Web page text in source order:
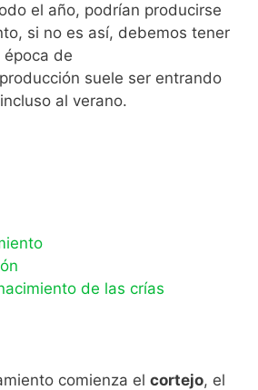
el año, podrían producirse
si no es así, debemos tener
época de
suele ser entrando
al verano.
de las crías
comienza el cortejo, el